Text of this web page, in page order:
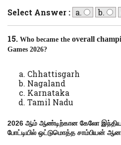
Select Answer : a. b.
15.Who became theoverall
Games 2026?
Chhattisgarh
Nagaland
Karnataka
Tamil Nadu
2026 ஆம் ஆண்டிற்கான கேலோ இந்தியா
போட்டியில் ஒட்டுமொத்த சாம்பியன் ஆன